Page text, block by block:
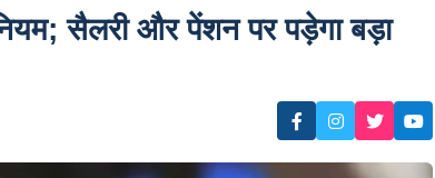
सैलरी और पेंशन पर पड़ेगा बड़ा